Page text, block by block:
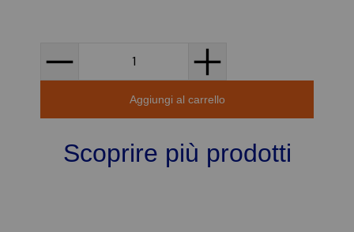
Aggiungi al carrello
Scoprire più prodotti